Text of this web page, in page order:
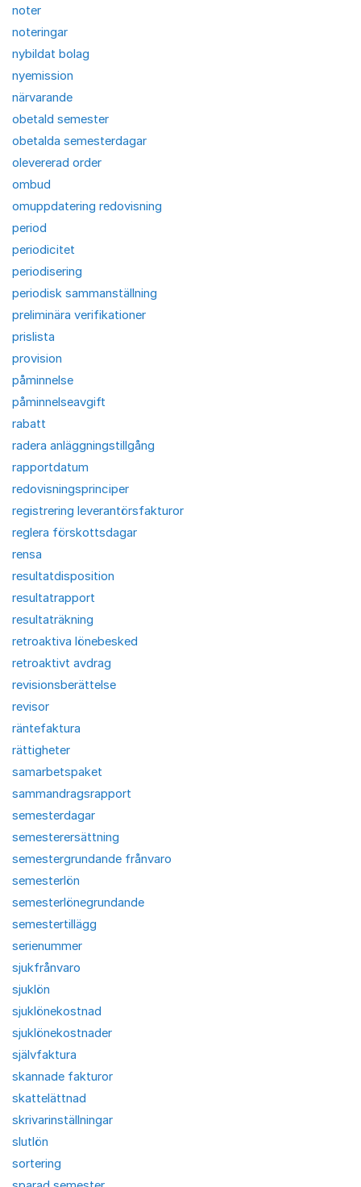
noter
noteringar
nybildat bolag
nyemission
närvarande
obetald semester
obetalda semesterdagar
olevererad order
ombud
omuppdatering redovisning
period
periodicitet
periodisering
periodisk sammanställning
preliminära verifikationer
prislista
provision
påminnelse
påminnelseavgift
rabatt
radera anläggningstillgång
rapportdatum
redovisningsprinciper
registrering leverantörsfakturor
reglera förskottsdagar
rensa
resultatdisposition
resultatrapport
resultaträkning
retroaktiva lönebesked
retroaktivt avdrag
revisionsberättelse
revisor
räntefaktura
rättigheter
samarbetspaket
sammandragsrapport
semesterdagar
semesterersättning
semestergrundande frånvaro
semesterlön
semesterlönegrundande
semestertillägg
serienummer
sjukfrånvaro
sjuklön
sjuklönekostnad
sjuklönekostnader
självfaktura
skannade fakturor
skattelättnad
skrivarinställningar
slutlön
sortering